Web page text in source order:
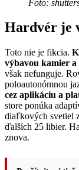
Foto:
Hardvér je
Toto nie je fikcia.
výbavou kamier a
však nefunguje.
poloautonómnou
cez aplikáciu a
store ponúka
diaľkových svetiel
ďalších 25 libier.
znova.